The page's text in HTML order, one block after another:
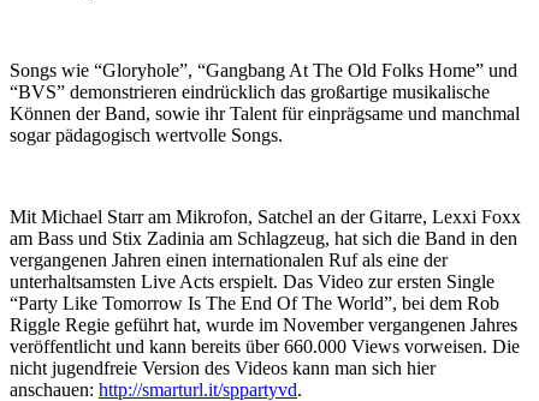
Songs wie “Gloryhole”, “Gangbang At The Old Folks Home” und
“BVS” demonstrieren eindrücklich das großartige musikalische
Können der Band, sowie ihr Talent für einprägsame und manchmal
sogar pädagogisch wertvolle Songs.
Mit Michael Starr am Mikrofon, Satchel an der Gitarre, Lexxi Foxx
am Bass und Stix Zadinia am Schlagzeug, hat sich die Band in den
vergangenen Jahren einen internationalen Ruf als eine der
unterhaltsamsten Live Acts erspielt. Das Video zur ersten Single
“Party Like Tomorrow Is The End Of The World”, bei dem Rob
Riggle Regie geführt hat, wurde im November vergangenen Jahres
veröffentlicht und kann bereits über 660.000 Views vorweisen. Die
nicht jugendfreie Version des Videos kann man sich hier
anschauen: http://smarturl.it/sppartyvd.